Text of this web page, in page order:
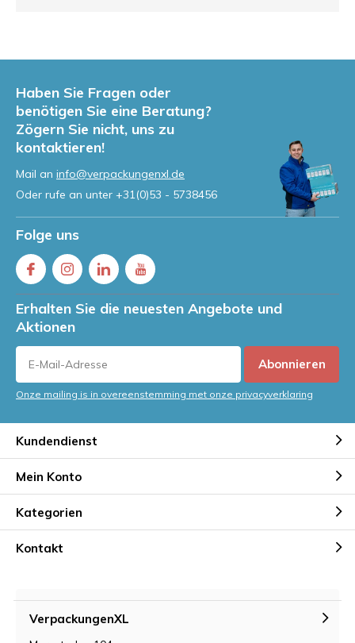
Haben Sie Fragen oder
benötigen Sie eine Beratung?
Zögern Sie nicht, uns zu
kontaktieren!
Mail an info@verpackungenxl.de
Oder rufe an unter +31(0)53 - 5738456
Folge uns
Erhalten Sie die neuesten Angebote und
Aktionen
Abonnieren
Onze mailing is in overeenstemming met onze privacyverklaring
Kundendienst
Mein Konto
Kategorien
Kontakt
VerpackungenXL